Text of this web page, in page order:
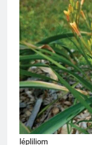
lépliliom